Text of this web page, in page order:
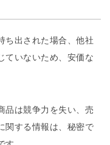
ち出された場合、他社
ていないため、安価な
品は競争力を失い、売
関する情報は、秘密で